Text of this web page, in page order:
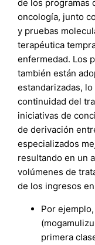
de los programas
oncología, junto
y pruebas
terapéutica
enfermedad. Los
también están
estandarizadas,
continuidad del
iniciativas de
de derivación
especializados
resultando en un
volúmenes de
de los ingresos
Por
primera